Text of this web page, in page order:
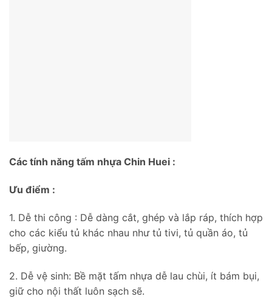
Các tính năng tấm nhựa Chin Huei :
Ưu điểm :
1. Dễ thi công : Dễ dàng cắt, ghép và lắp ráp, thích hợp
cho các kiểu tủ khác nhau như tủ tivi, tủ quần áo, tủ
bếp, giường.
2. Dễ vệ sinh: Bề mặt tấm nhựa dễ lau chùi, ít bám bụi,
giữ cho nội thất luôn sạch sẽ.